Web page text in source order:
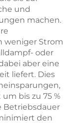
und
machen.
weniger Strom
oder
aber eine
liefert. Dies
bis zu 75 %
Betriebsdauer
den